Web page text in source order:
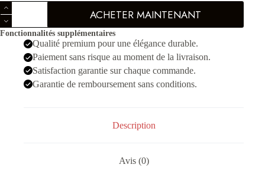
quantité
de
Vacheron
Overseas
Argenté
ACHETER MAINTENANT
Fonctionnalités supplémentaires
Qualité premium pour une élégance durable.
Paiement sans risque au moment de la livraison.
Satisfaction garantie sur chaque commande.
Garantie de remboursement sans conditions.
Description
Avis (0)